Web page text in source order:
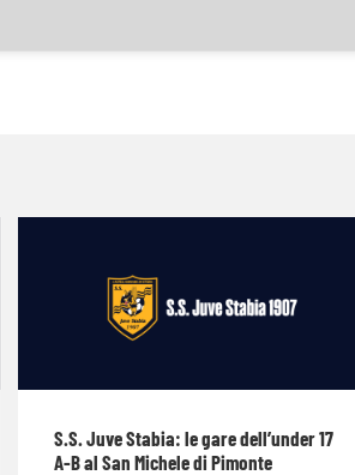
S.S. Juve Stabia: le gare dell’under 17
A-B al San Michele di Pimonte